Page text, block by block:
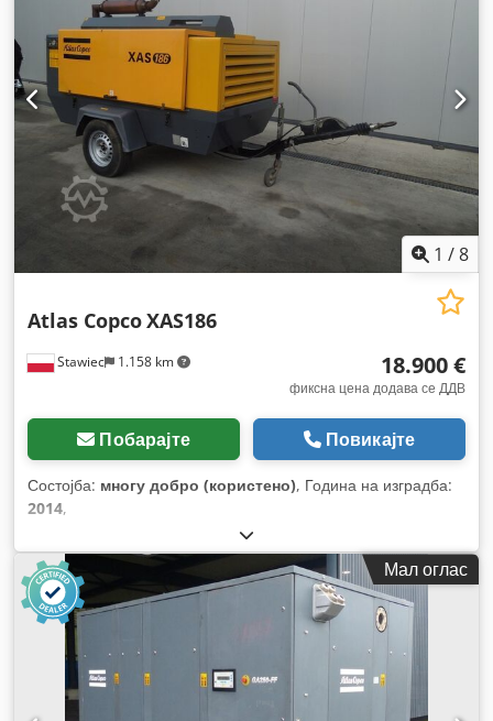
1 /8
Stawiec 1.158 km
Atlas CopcoXAS186
18.900 €
фиксна цена додава се ДДВ
Побарајте Повикајте
Состојба: многу добро (користено), Година на изградба:
2014,
Мал оглас